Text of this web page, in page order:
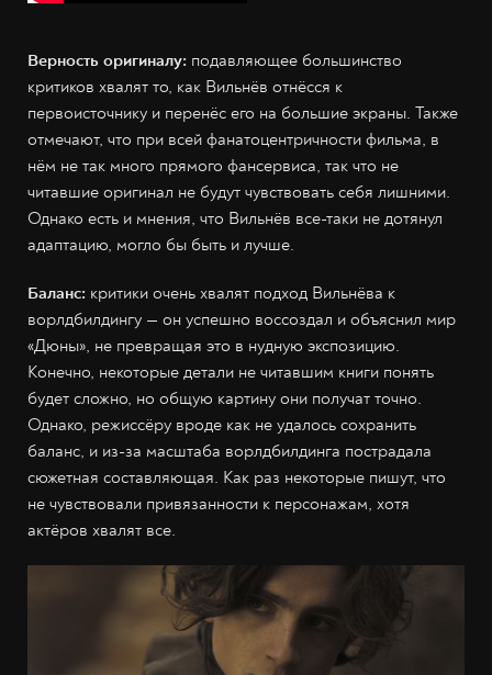
Верность оригиналу: подавляющее большинство
критиков хвалят то, как Вильнёв отнёсся к
первоисточнику и перенёс его на большие экраны. Также
отмечают, что при всей фанатоцентричности фильма, в
нём не так много прямого фансервиса, так что не
читавшие оригинал не будут чувствовать себя лишними.
Однако есть и мнения, что Вильнёв все-таки не дотянул
адаптацию, могло бы быть и лучше.
Баланс: критики очень хвалят подход Вильнёва к
ворлдбилдингу — он успешно воссоздал и объяснил мир
«Дюны», не превращая это в нудную экспозицию.
Конечно, некоторые детали не читавшим книги понять
будет сложно, но общую картину они получат точно.
Однако, режиссёру вроде как не удалось сохранить
баланс, и из-за масштаба ворлдбилдинга пострадала
сюжетная составляющая. Как раз некоторые пишут, что
не чувствовали привязанности к персонажам, хотя
актёров хвалят все.